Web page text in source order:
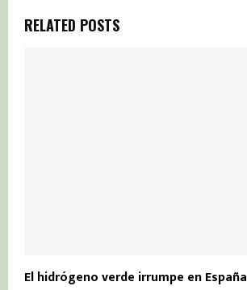
RELATED POSTS
El hidrógeno verde irrumpe en España